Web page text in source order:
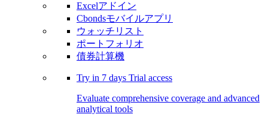
Excelアドイン
Cbondsモバイルアプリ
ウォッチリスト
ポートフォリオ
債券計算機
Try in 7 days Trial access
Evaluate comprehensive coverage and advanced
analytical tools